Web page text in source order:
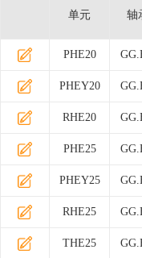
单元 轴
PHE20
PHEY20
RHE20
PHE25
PHEY25
RHE25
THE25